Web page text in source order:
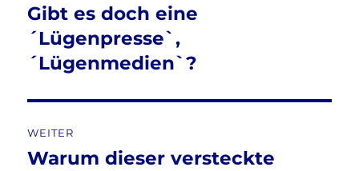
Vorheriger
Beitrag:
Gibt es doch eine
´Lügenpresse`,
´Lügenmedien`?
WEITER
Nächster
Warum dieser versteckte